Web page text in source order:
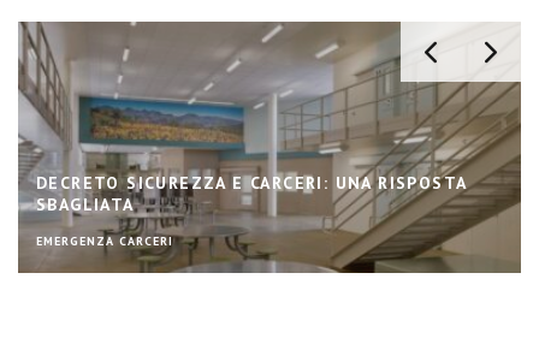
DECRETO SICUREZZA E CARCERI: UNA RISPOSTA
SBAGLIATA
EMERGENZA CARCERI